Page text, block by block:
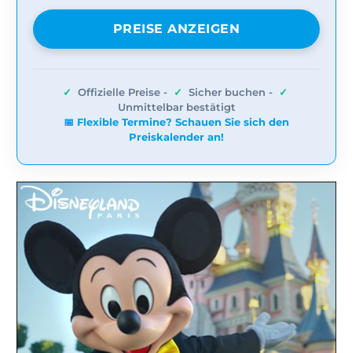
PREISE ANZEIGEN
✓ Offizielle Preise - ✓ Sicher buchen -
✓
Unmittelbar bestätigt
📅 Flexible Termine? Schauen Sie sich den
Preiskalender an!